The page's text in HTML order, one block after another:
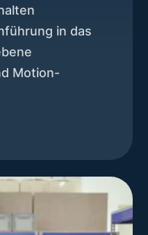
in das
Motion-